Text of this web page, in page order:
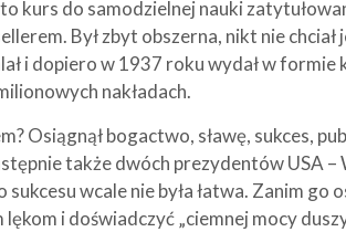
kurs do samodzielnej nauki
Był zbyt obszerna, nikt nie
i dopiero w 1937 roku wydał w formie
nakładach.
Osiągnął bogactwo, sławę, sukces,
także dwóch prezydentów USA
wcale nie była łatwa. Zanim go
i doświadczyć „ciemnej mocy